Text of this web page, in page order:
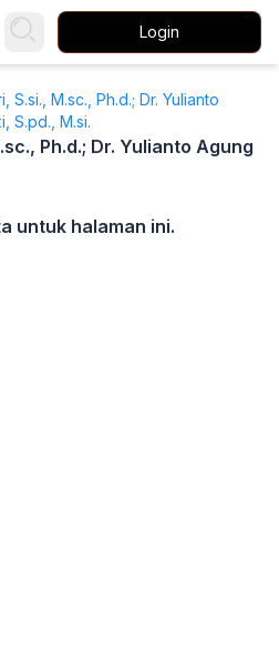
Login
S.si., M.sc., Ph.d.; Dr. Yulianto
S.pd., M.si.
Ph.d.; Dr. Yulianto Agung
untuk halaman ini.